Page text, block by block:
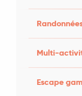
Multi-
Escape